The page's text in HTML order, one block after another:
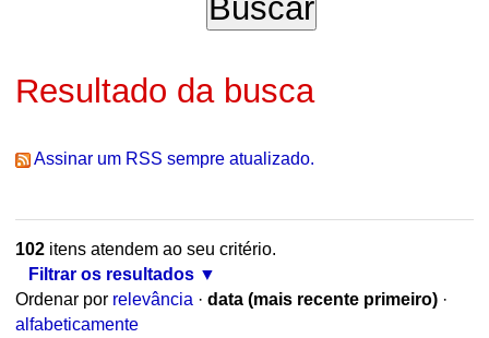
Resultado da busca
Assinar um RSS sempre atualizado.
102itens atendem ao seu critério.
Filtrar os resultados
Ordenar por relevância · data (mais recente primeiro) ·
alfabeticamente